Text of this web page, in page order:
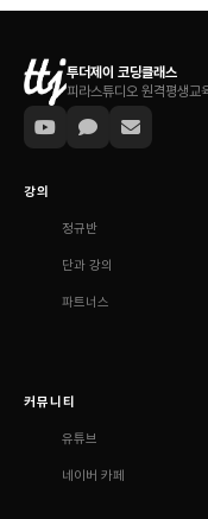
투더제이 코딩클래스
피라스튜디오 원격평생교
강의
정규반
단과 강의
파트너스
커뮤니티
유튜브
네이버 카페